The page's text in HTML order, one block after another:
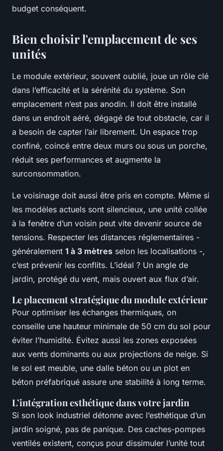
budget conséquent.
Bien choisir l'emplacement de ses
unités
Le module extérieur, souvent oublié, joue un rôle clé
dans l’efficacité et la sérénité du système. Son
emplacement n’est pas anodin. Il doit être installé
dans un endroit aéré, dégagé de tout obstacle, car il
a besoin de capter l’air librement. Un espace trop
confiné, coincé entre deux murs ou sous un porche,
réduit ses performances et augmente la
surconsommation.
Le voisinage doit aussi être pris en compte. Même si
les modèles actuels sont silencieux, une unité collée
à la fenêtre d’un voisin peut vite devenir source de
tensions. Respecter les distances réglementaires -
généralement 1 à 3 mètres selon les localisations -,
c’est prévenir les conflits. L’idéal ? Un angle de
jardin, protégé du vent, mais ouvert aux flux d’air.
Le placement stratégique du module extérieur
Pour optimiser les échanges thermiques, on
conseille une hauteur minimale de 50 cm du sol pour
éviter l’humidité. Évitez aussi les zones exposées
aux vents dominants ou aux projections de neige. Si
le sol est meuble, une dalle béton ou un plot en
béton préfabriqué assure une stabilité à long terme.
L’intégration esthétique dans votre jardin
Si son look industriel détonne avec l’esthétique d’un
jardin soigné, pas de panique. Des caches-pompes
ventilés existent, conçus pour dissimuler l’unité tout